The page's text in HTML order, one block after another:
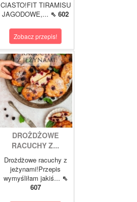
CIASTO!FIT TIRAMISU
JAGODOWE,... ⇖ 602
Zobacz przepis!
DROŻDŻOWE
RACUCHY Z...
Drożdżowe racuchy z
jeżynami!Przepis
wymyśliłam jakiś... ⇖
607